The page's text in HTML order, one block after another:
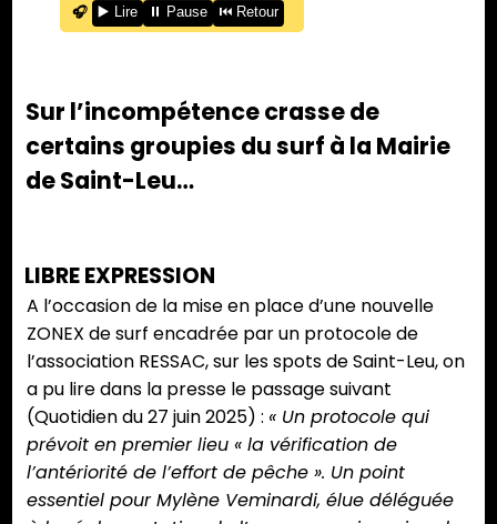
🎧
▶️ Lire ⏸️ Pause ⏮️ Retour
Sur l’incompétence crasse de
certains groupies du surf à la Mairie
de Saint-Leu…
LIBRE EXPRESSION
A l’occasion de la mise en place d’une nouvelle
ZONEX de surf encadrée par un protocole de
l’association RESSAC, sur les spots de Saint-Leu, on
a pu lire dans la presse le passage suivant
(Quotidien du 27 juin 2025) : « Un protocole qui
prévoit en premier lieu « la vérification de
l’antériorité de l’effort de pêche ». Un point
essentiel pour Mylène Veminardi, élue déléguée